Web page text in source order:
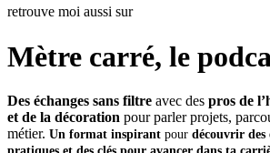
retrouve moi aussi sur
Mètre carré, le
Des échanges sans filtre avec des pros de
et de la décoration pour parler projets,
métier. Un format inspirant pour découvrir des